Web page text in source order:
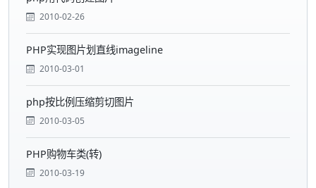
2010-02-26
PHP实现图片划直线imageline
2010-03-01
php按比例压缩剪切图片
2010-03-05
PHP购物车类(转)
2010-03-19